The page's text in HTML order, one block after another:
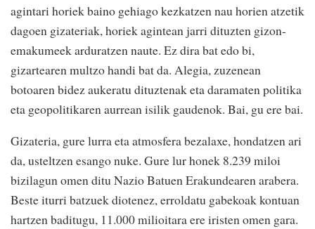
agintari horiek baino gehiago kezkatzen nau horien atzetik
dagoen gizateriak, horiek agintean jarri dituzten gizon-
emakumeek arduratzen naute. Ez dira bat edo bi,
gizartearen multzo handi bat da. Alegia, zuzenean
botoaren bidez aukeratu dituztenak eta daramaten politika
eta geopolitikaren aurrean isilik gaudenok. Bai, gu ere bai.
Gizateria, gure lurra eta atmosfera bezalaxe, hondatzen ari
da, usteltzen esango nuke. Gure lur honek 8.239 miloi
bizilagun omen ditu Nazio Batuen Erakundearen arabera.
Beste iturri batzuek diotenez, erroldatu gabekoak kontuan
hartzen baditugu, 11.000 milioitara ere iristen omen gara.